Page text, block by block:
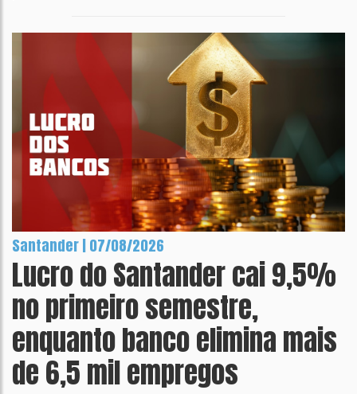
Santander | 07/08/2026
Lucro do Santander cai 9,5%
no primeiro semestre,
enquanto banco elimina mais
de 6,5 mil empregos